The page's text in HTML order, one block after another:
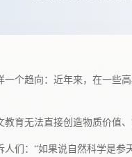
个趋向：近年来，在一些
育无法直接创造物质价值、
们：“如果说自然科学是